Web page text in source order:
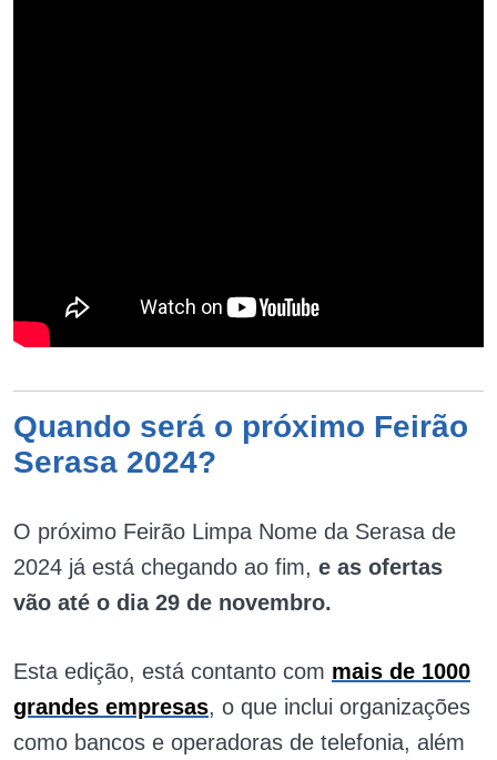
Quando será o próximo Feirão
Serasa 2024?
O próximo Feirão Limpa Nome da Serasa de
2024 já está chegando ao fim, e as ofertas
vão até o dia 29 de novembro.
Esta edição, está contanto com mais de 1000
grandes empresas, o que inclui organizações
como bancos e operadoras de telefonia, além